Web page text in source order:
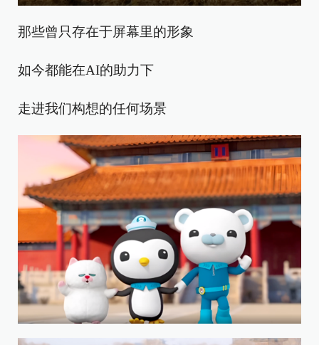
那些曾只存在于屏幕里的形象
如今都能在AI的助力下
走进我们构想的任何场景